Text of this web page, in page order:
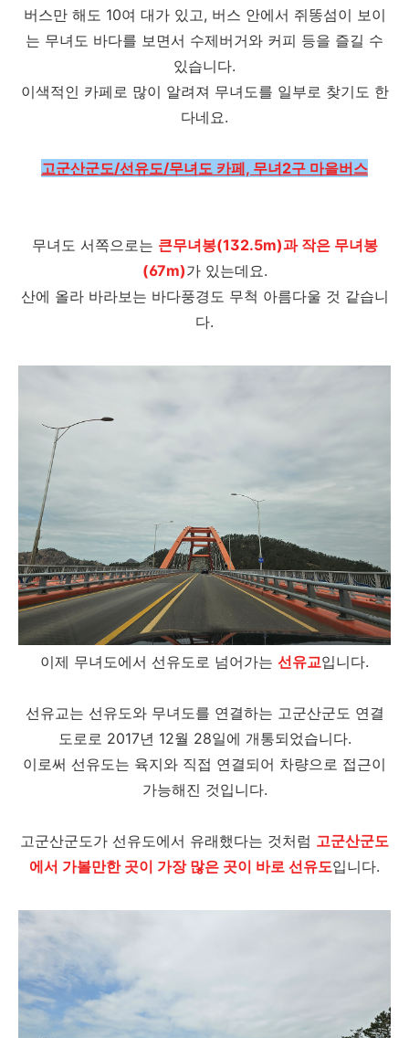
버스만 해도 10여 대가 있고, 버스 안에서 쥐똥섬이 보이
는 무녀도 바다를 보면서 수제버거와 커피 등을 즐길 수
있습니다.
이색적인 카페로 많이 알려져 무녀도를 일부로 찾기도 한
다네요.
고군산군도/선유도/무녀도 카페, 무녀2구 마을버스
무녀도 서쪽으로는 큰무녀봉(132.5m)과 작은 무녀봉
(67m)가 있는데요.
산에 올라 바라보는 바다풍경도 무척 아름다울 것 같습니
다.
이제 무녀도에서 선유도로 넘어가는 선유교입니다.
선유교는 선유도와 무녀도를 연결하는 고군산군도 연결
도로로 2017년 12월 28일에 개통되었습니다.
이로써 선유도는 육지와 직접 연결되어 차량으로 접근이
가능해진 것입니다.
고군산군도가 선유도에서 유래했다는 것처럼 고군산군도
에서 가볼만한 곳이 가장 많은 곳이 바로 선유도입니다.